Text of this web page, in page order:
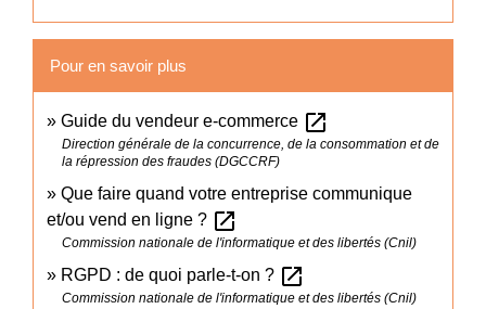
Pour en savoir plus
Guide du vendeur e-commerce open_in_new
Direction générale de la concurrence, de la consommation et de
la répression des fraudes (DGCCRF)
Que faire quand votre entreprise communique
et/ou vend en ligne ? open_in_new
Commission nationale de l'informatique et des libertés (Cnil)
RGPD : de quoi parle-t-on ? open_in_new
Commission nationale de l'informatique et des libertés (Cnil)